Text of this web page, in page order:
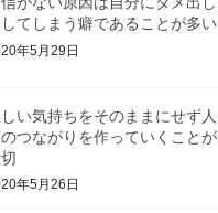
てしまう癖であることが多い
年5月29日
い気持ちをそのままにせず人
のつながりを作っていくことが
年5月26日